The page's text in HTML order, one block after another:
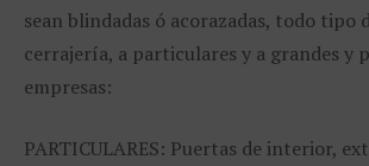
sean blindadas ó acorazadas, todo tipo
cerrajería, a particulares y a grandes y
empresas:
PARTICULARES: Puertas de interior,